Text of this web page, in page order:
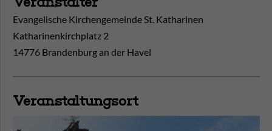
Evangelische Kirchengemeinde St. Katharinen
Katharinenkirchplatz 2
14776 Brandenburg an der Havel
Veranstaltungsort